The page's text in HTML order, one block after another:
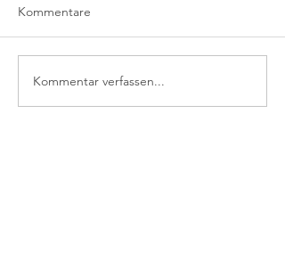
Kommentare
Kommentar verfassen...